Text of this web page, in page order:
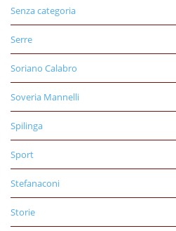
Senza categoria
Serre
Soriano Calabro
Soveria Mannelli
Spilinga
Sport
Stefanaconi
Storie